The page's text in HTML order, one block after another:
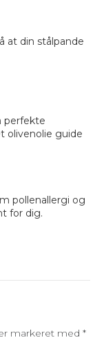
at din stålpande
perfekte
olivenolie guide
pollenallergi og
for dig.
markeret med *